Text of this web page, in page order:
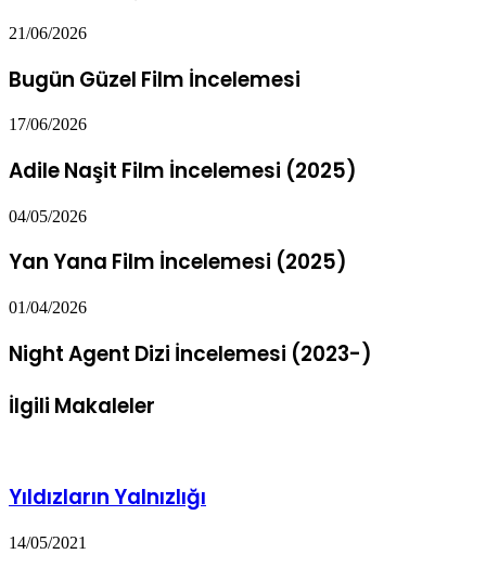
21/06/2026
Bugün Güzel Film İncelemesi
17/06/2026
Adile Naşit Film İncelemesi (2025)
04/05/2026
Yan Yana Film İncelemesi (2025)
01/04/2026
Night Agent Dizi İncelemesi (2023-)
İlgili Makaleler
Yıldızların Yalnızlığı
14/05/2021